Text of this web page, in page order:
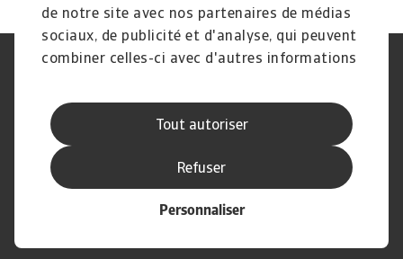
de notre site avec nos partenaires de médias
sociaux, de publicité et d'analyse, qui peuvent
combiner celles-ci avec d'autres informations
collectées lors de votre utilisation de leurs
services.
Tout autoriser
Personnaliser
Refuser
Sécurité
Information aux fournisseurs
Notre charte Qualité de Service
Disclaimer